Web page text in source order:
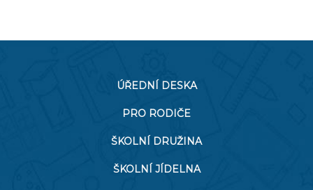
ÚŘEDNÍ DESKA
PRO RODIČE
ŠKOLNÍ DRUŽINA
ŠKOLNÍ JÍDELNA